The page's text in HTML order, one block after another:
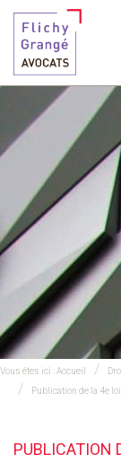
Vous êtes ici :Accueil
Publication de la 4e
PUBLICATION